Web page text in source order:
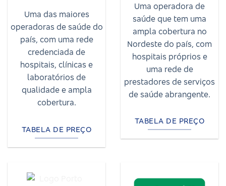
Uma das maiores
operadoras de saúde do
país, com uma rede
credenciada de
hospitais, clínicas e
laboratórios de
qualidade e ampla
cobertura.
TABELA DE PREÇO
Uma operadora de
saúde que tem uma
ampla cobertura no
Nordeste do país, com
hospitais próprios e
uma rede de
prestadores de serviços
de saúde abrangente.
TABELA DE PREÇO